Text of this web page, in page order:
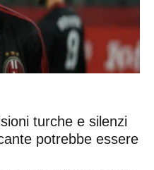
turche e silenzi
potrebbe essere